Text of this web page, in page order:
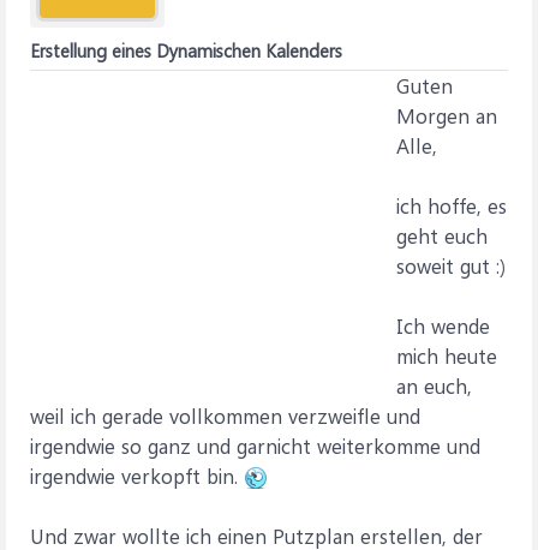
Erstellung eines Dynamischen Kalenders
Guten
Morgen an
Alle,
ich hoffe, es
geht euch
soweit gut :)
Ich wende
mich heute
an euch,
weil ich gerade vollkommen verzweifle und
irgendwie so ganz und garnicht weiterkomme und
irgendwie verkopft bin.
Und zwar wollte ich einen Putzplan erstellen, der